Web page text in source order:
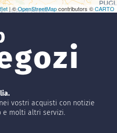
| ©OpenStreetMapcontributors ©CARTO
vostri acquisti con notizie
e molti altri servizi.